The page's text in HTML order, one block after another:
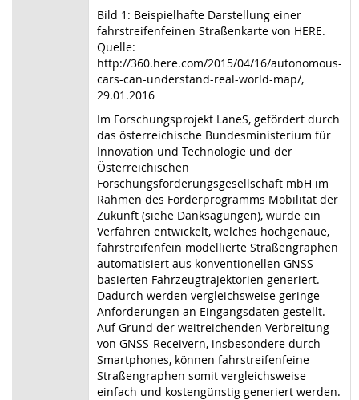
Bild 1: Beispielhafte Darstellung einer
fahrstreifenfeinen Straßenkarte von HERE.
Quelle:
http://360.here.com/2015/04/16/autonomous-
cars-can-understand-real-world-map/,
29.01.2016
Im Forschungsprojekt LaneS, gefördert durch
das österreichische Bundesministerium für
Innovation und Technologie und der
Österreichischen
Forschungsförderungsgesellschaft mbH im
Rahmen des Förderprogramms Mobilität der
Zukunft (siehe Danksagungen), wurde ein
Verfahren entwickelt, welches hochgenaue,
fahrstreifenfein modellierte Straßengraphen
automatisiert aus konventionellen GNSS-
basierten Fahrzeugtrajektorien generiert.
Dadurch werden vergleichsweise geringe
Anforderungen an Eingangsdaten gestellt.
Auf Grund der weitreichenden Verbreitung
von GNSS-Receivern, insbesondere durch
Smartphones, können fahrstreifenfeine
Straßengraphen somit vergleichsweise
einfach und kostengünstig generiert werden.